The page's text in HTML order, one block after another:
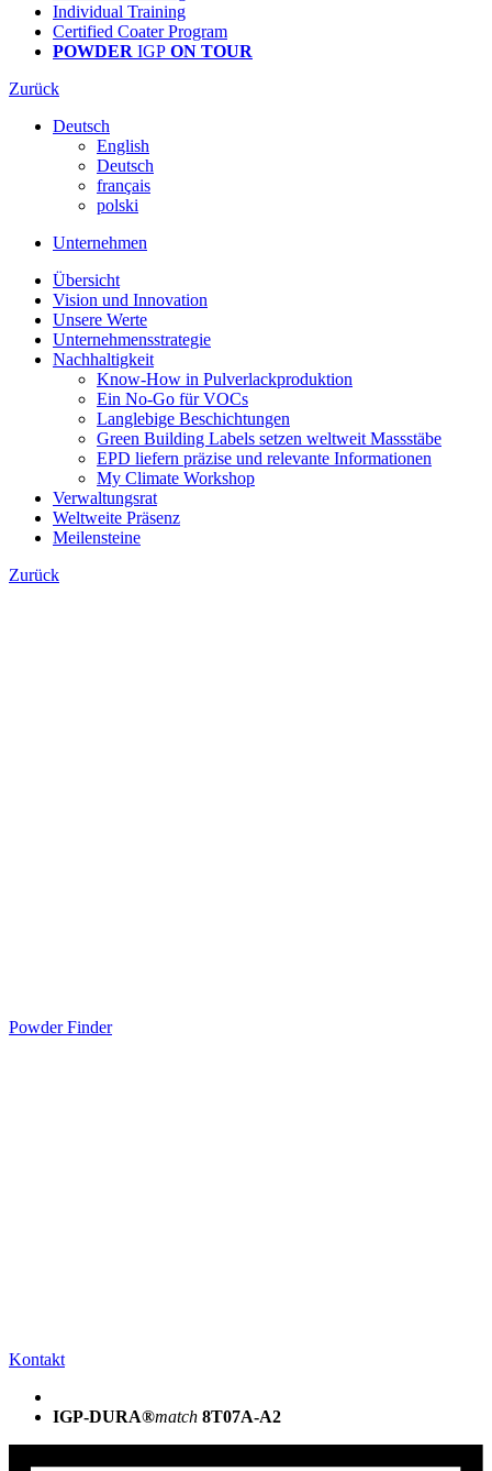
Individual Training
Certified Coater Program
POWDER IGP ON TOUR
Zurück
Deutsch
English
Deutsch
français
polski
Unternehmen
Übersicht
Vision und Innovation
Unsere Werte
Unternehmensstrategie
Nachhaltigkeit
Know-How in Pulverlackproduktion
Ein No-Go für VOCs
Langlebige Beschichtungen
Green Building Labels setzen weltweit Massstäbe
EPD liefern präzise und relevante Informationen
My Climate Workshop
Verwaltungsrat
Weltweite Präsenz
Meilensteine
Zurück
Powder Finder
Kontakt
IGP-DURA®match 8T07A-A2